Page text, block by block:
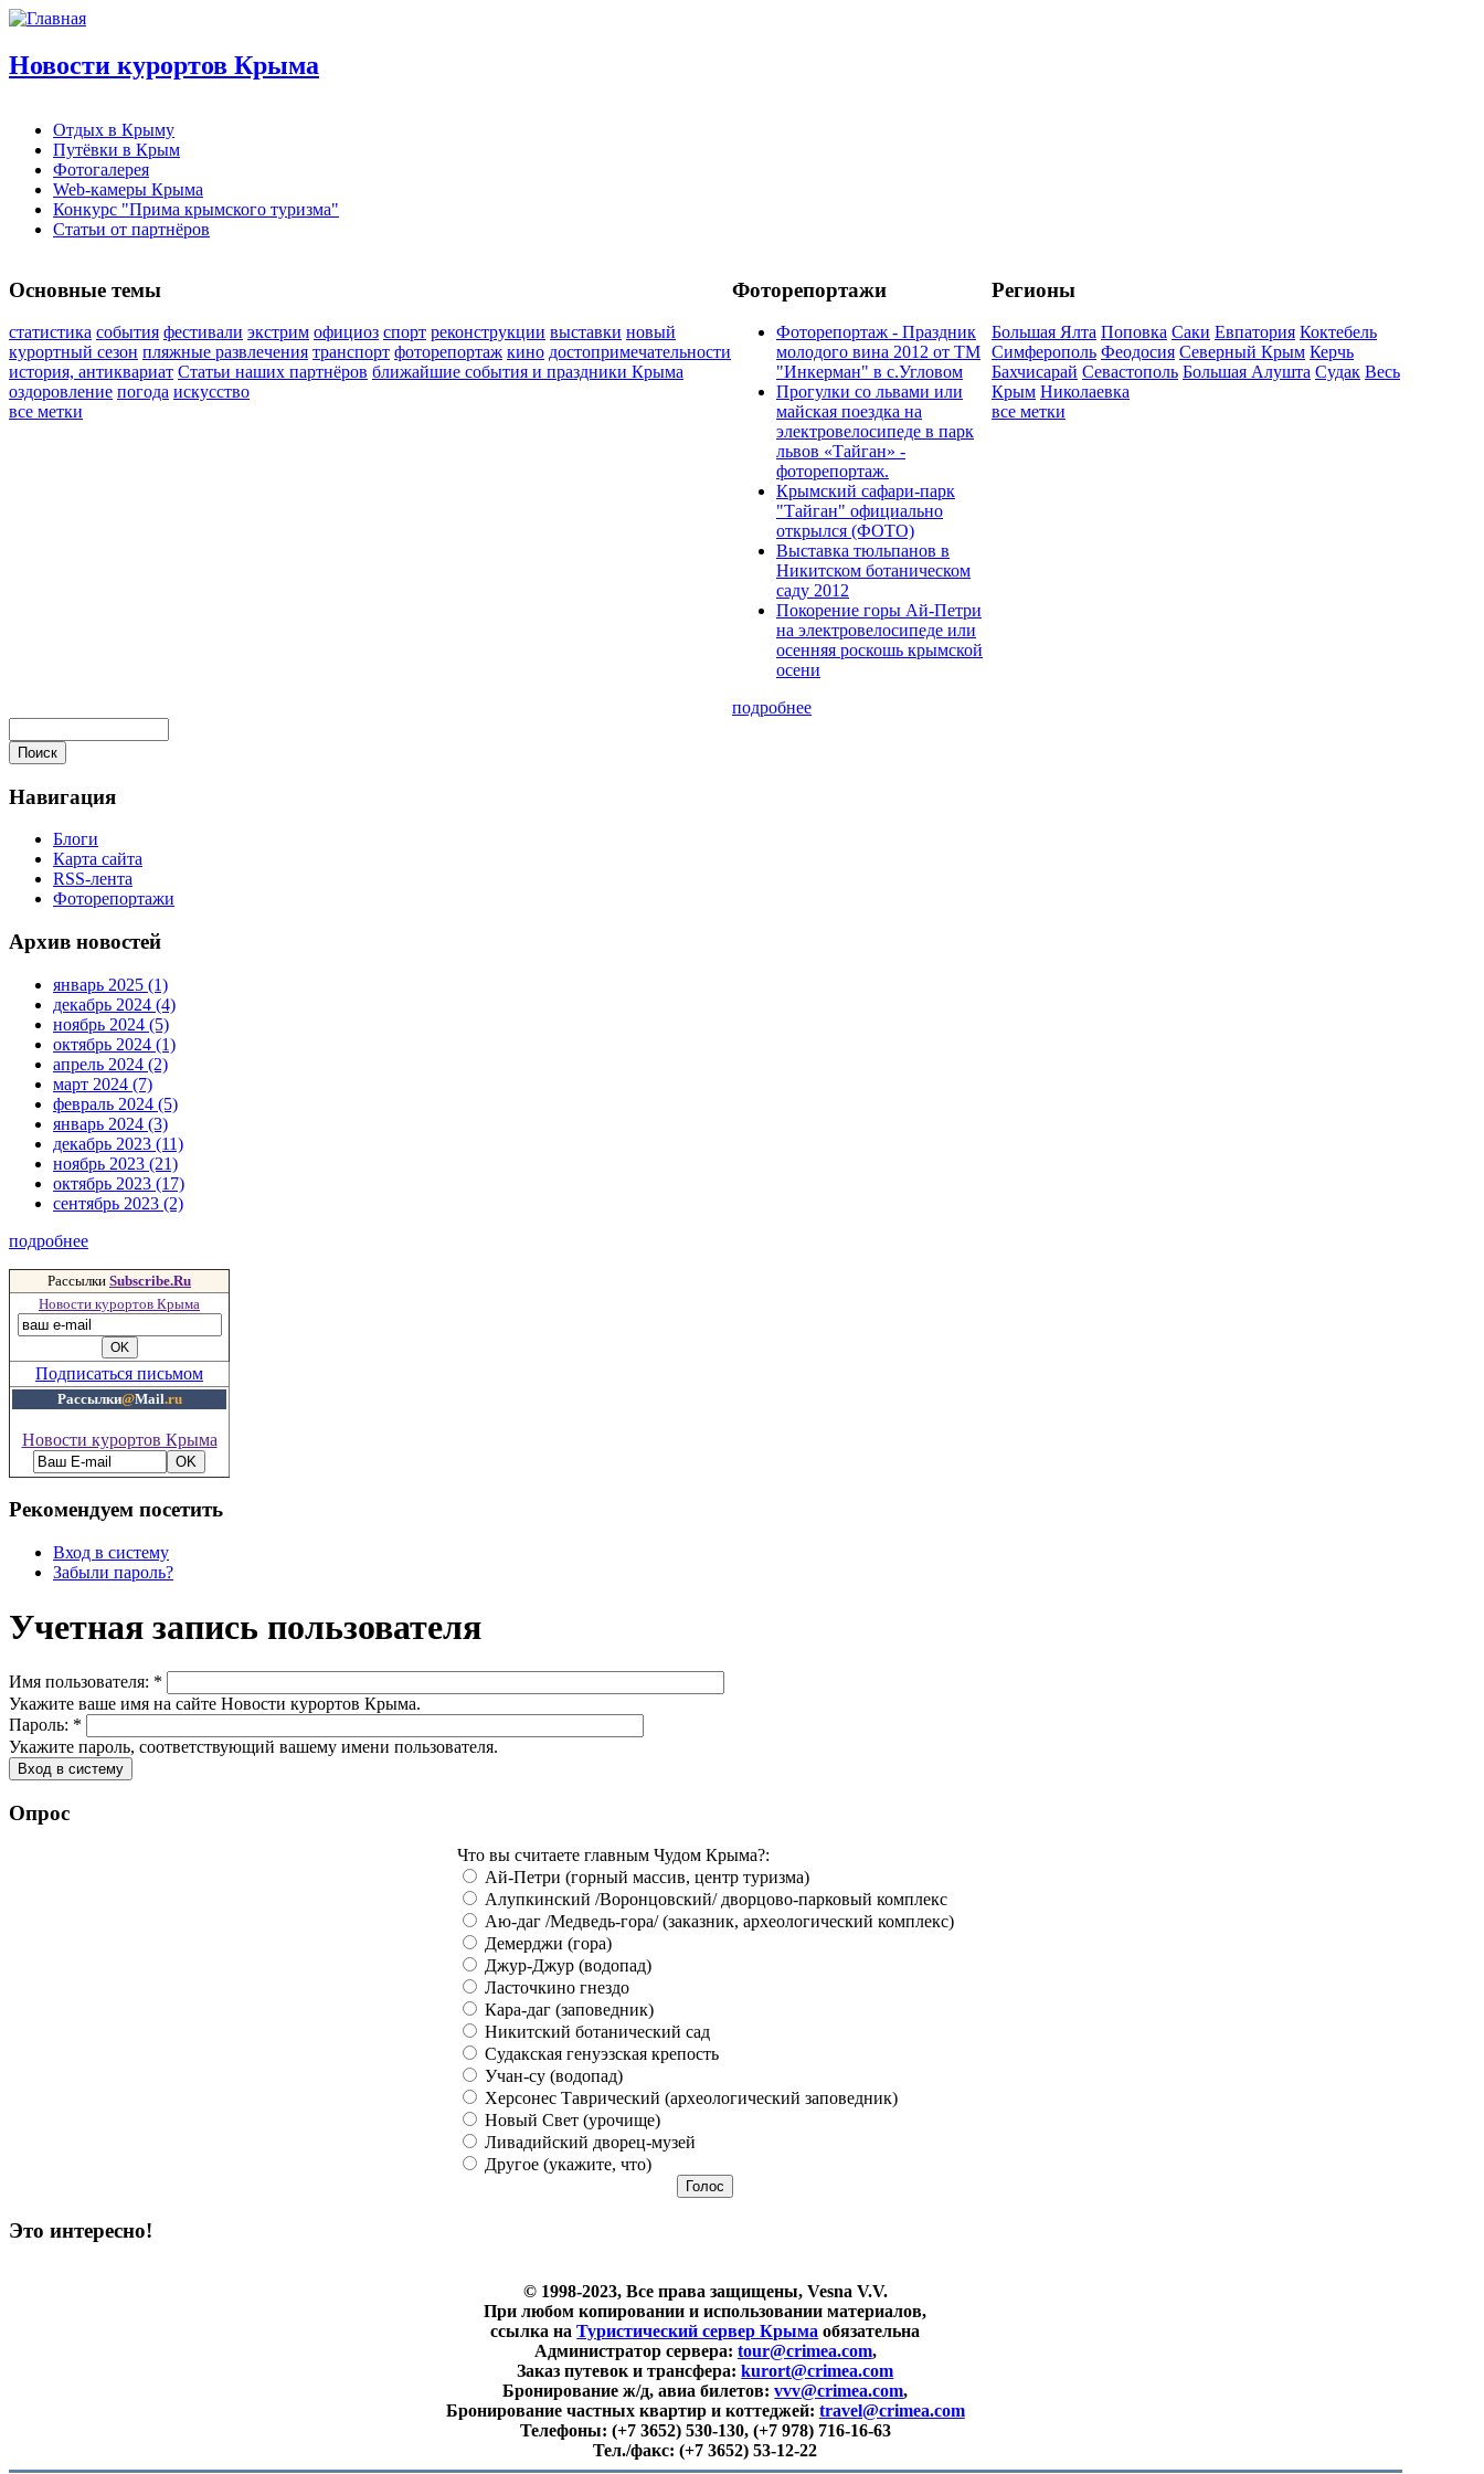
Новости курортов Крыма
Отдых в Крыму
Путёвки в Крым
Фотогалерея
Web-камеры Крыма
Конкурс "Прима крымского туризма"
Статьи от партнёров
Основные темы
статистика события фестивали экстрим официоз спорт реконструкции выставки новый
курортный сезон пляжные развлечения транспорт фоторепортаж кино достопримечательности
история, антиквариат Статьи наших партнёров ближайшие события и праздники Крыма
оздоровление погода искусство
все метки
Фоторепортажи
Фоторепортаж - Праздник
молодого вина 2012 от ТМ
"Инкерман" в с.Угловом
Прогулки cо львами или
майская поездка на
электровелосипеде в парк
львов «Тайган» -
фоторепортаж.
Крымский сафари-парк
"Тайган" официально
открылся (ФОТО)
Выставка тюльпанов в
Никитском ботаническом
саду 2012
Покорение горы Ай-Петри
на электровелосипеде или
осенняя роскошь крымской
осени
подробнее
Регионы
Большая Ялта Поповка Саки Евпатория Коктебель
Симферополь Феодосия Северный Крым Керчь
Бахчисарай Севастополь Большая Алушта Судак Весь
Крым Николаевка
все метки
Навигация
Блоги
Карта сайта
RSS-лента
Фоторепортажи
Архив новостей
январь 2025 (1)
декабрь 2024 (4)
ноябрь 2024 (5)
октябрь 2024 (1)
апрель 2024 (2)
март 2024 (7)
февраль 2024 (5)
январь 2024 (3)
декабрь 2023 (11)
ноябрь 2023 (21)
октябрь 2023 (17)
сентябрь 2023 (2)
подробнее
Рассылки Subscribe.Ru
Новости курортов Крыма
Подписаться письмом
Рассылки@Mail.ru
Новости курортов Крыма
Рекомендуем посетить
Вход в систему
Забыли пароль?
Учетная запись пользователя
Имя пользователя: *
Укажите ваше имя на сайте Новости курортов Крыма.
Пароль: *
Укажите пароль, соответствующий вашему имени пользователя.
Опрос
Что вы считаете главным Чудом Крыма?:
Ай-Петри (горный массив, центр туризма)
Алупкинский /Воронцовский/ дворцово-парковый комплекс
Аю-даг /Медведь-гора/ (заказник, археологический комплекс)
Демерджи (гора)
Джур-Джур (водопад)
Ласточкино гнездо
Кара-даг (заповедник)
Никитский ботанический сад
Судакская генуэзская крепость
Учан-су (водопад)
Херсонес Таврический (археологический заповедник)
Новый Свет (урочище)
Ливадийский дворец-музей
Другое (укажите, что)
Это интересно!
© 1998-2023, Все права защищены, Vesna V.V.
При любом копировании и использовании материалов,
ссылка наТуристический сервер Крыма обязательна
Администратор сервера: tour@crimea.com,
Заказ путевок и трансфера:kurort@crimea.com
Бронирование ж/д, авиа билетов:vvv@crimea.com,
Бронирование частных квартир и коттеджей: travel@crimea.com
Телефоны: (+7 3652) 530-130, (+7 978) 716-16-63
Тел./факс:(+7 3652) 53-12-22